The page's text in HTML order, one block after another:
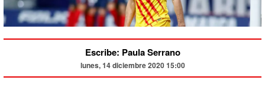
Escribe: Paula Serrano
lunes, 14 diciembre 2020 15:00